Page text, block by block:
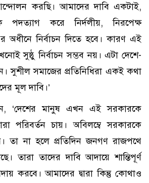
করছি। আমাদের দাবি একটাই,
পদত্যাগ করে নির্দলীয়, নিরপেক্ষ
অধীনে নির্বাচন দিতে হবে। কারণ এই
সুষ্ঠু নির্বাচন সম্ভব নয়। এটা দেশে-
সুশীল সমাজের প্রতিনিধিরা একই কথা
মূল দাবি।’
‘দেশের মানুষ এখন এই সরকারকে
পরিবর্তন চায়। অবিলম্বে সরকারকে
তা না হলে প্রতিদিন জনগণ রাজপথে
তারা তাদের দাবি আদায়ে শান্তিপূর্ণ
করবে। আমাদের দ্বারা কিন্তু কোথাও